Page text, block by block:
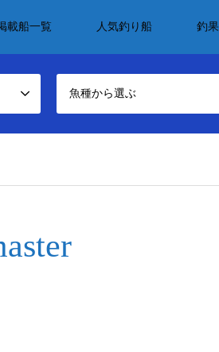
載船一覧 人気釣り船 釣果
魚種から選ぶ
themes/gensen_tcd050/breadcrumb.php